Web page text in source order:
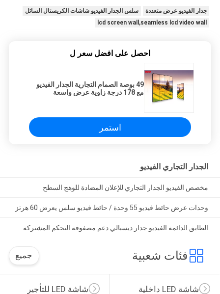
جدار الفيديو عرض متعددة
سلس الجدار الفيديو شاشات الكريستال السائل
lcd screen wall,seamless lcd video wall
احصل على افضل سعر ل
49 بوصة الصمام التجارية الجدار الفيديو
مع 178 درجة زاوية عرض واسعة
استمر
الجدار التجاري الفيديو
مخصص الفيديو الجدار التجاري للإعلان المضادة للوهج السطح
وحدات عرض حائط فيديو 55 وحدة / حائط فيديو سلس يعرض 60 هرتز
الطابق الدائمة الفيديو جدار ديسبالي دعم مصفوفة التحكم المشتركة
فئات شعبية جميع
شاشة LED للتأجير شاشة LED داخلية